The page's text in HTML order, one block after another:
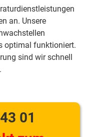
an. Unsere
optimal funktioniert.
sind wir schnell
01